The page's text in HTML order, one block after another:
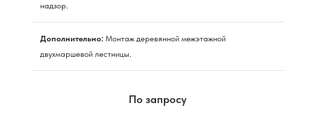
надзор.
Дополнительно: Монтаж деревянной межэтажной
двухмаршевой лестницы.
По запросу